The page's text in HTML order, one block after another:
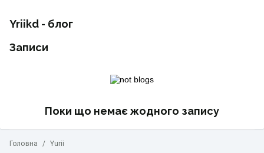
Yriikd - блог
Записи
Поки що немає жодного запису
Головна / Yurii